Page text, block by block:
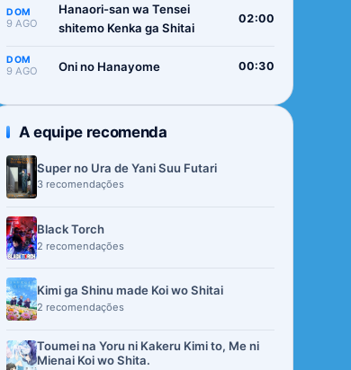
DOM
9 AGO
Hanaori-san wa Tensei
shitemo Kenka ga Shitai
02:00
DOM
9 AGO Oni no Hanayome 00:30
A equipe recomenda
Super no Ura de Yani Suu Futari
3 recomendações
Black Torch
2 recomendações
Kimi ga Shinu made Koi wo Shitai
2 recomendações
Toumei na Yoru ni Kakeru Kimi to, Me ni
Mienai Koi wo Shita.